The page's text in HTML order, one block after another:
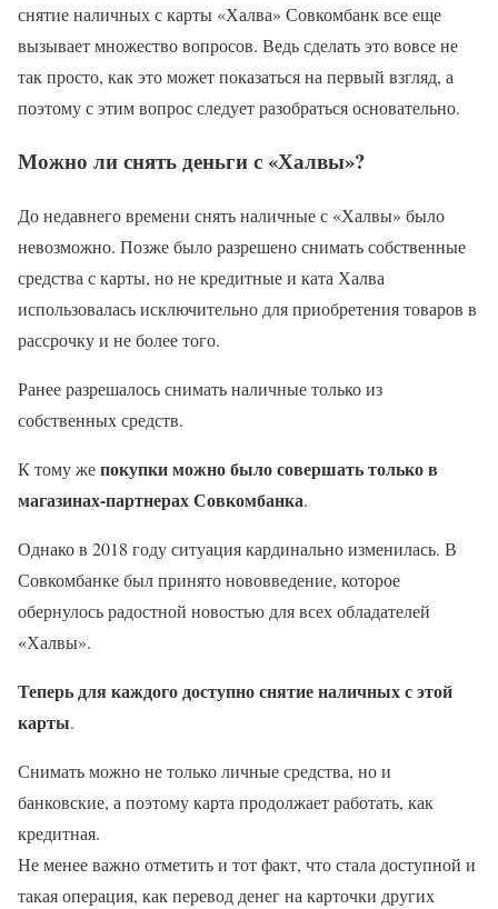
снятие наличных с карты «Халва» Совкомбанк все еще
вызывает множество вопросов. Ведь сделать это вовсе не
так просто, как это может показаться на первый взгляд, а
поэтому с этим вопрос следует разобраться основательно.
Можно ли снять деньги с «Халвы»?
До недавнего времени снять наличные с «Халвы» было
невозможно. Позже было разрешено снимать собственные
средства с карты, но не кредитные и ката Халва
использовалась исключительно для приобретения товаров в
рассрочку и не более того.
Ранее разрешалось снимать наличные только из
собственных средств.
К тому жепокупки можно было совершать только в
магазинах-партнерах Совкомбанка.
Однако в 2018 году ситуация кардинально изменилась. В
Совкомбанке был принято нововведение, которое
обернулось радостной новостью для всех обладателей
«Халвы».
Теперь для каждого доступно снятие наличных с этой
карты.
Снимать можно не только личные средства, но и
банковские, а поэтому карта продолжает работать, как
кредитная.
Не менее важно отметить и тот факт, что стала доступной и
такая операция, как перевод денег на карточки других